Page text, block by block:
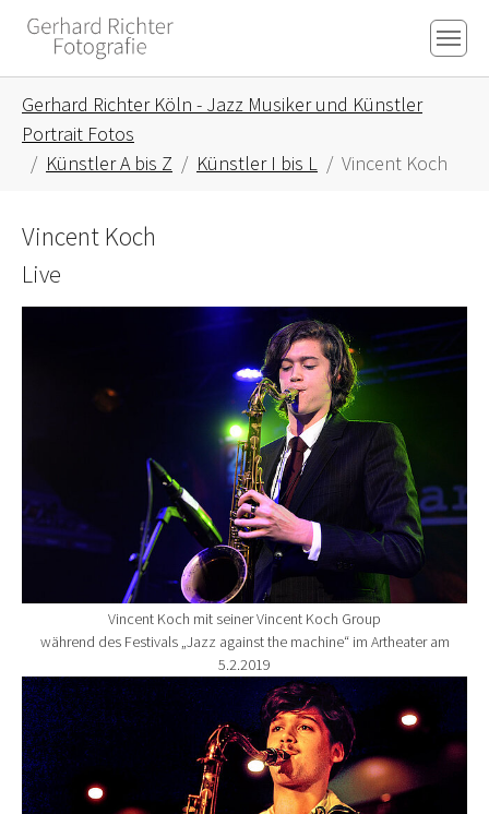
Skip to main content
Skip to page footer
Gerhard Richter Köln - Jazz Musiker und Künstler
Portrait Fotos
Künstler A bis Z
Künstler I bis L Vincent Koch
Vincent Koch
Live
Vincent Koch mit seiner Vincent Koch Group
während des Festivals „Jazz against the machine“ im Artheater am
5.2.2019
Show larger version for: